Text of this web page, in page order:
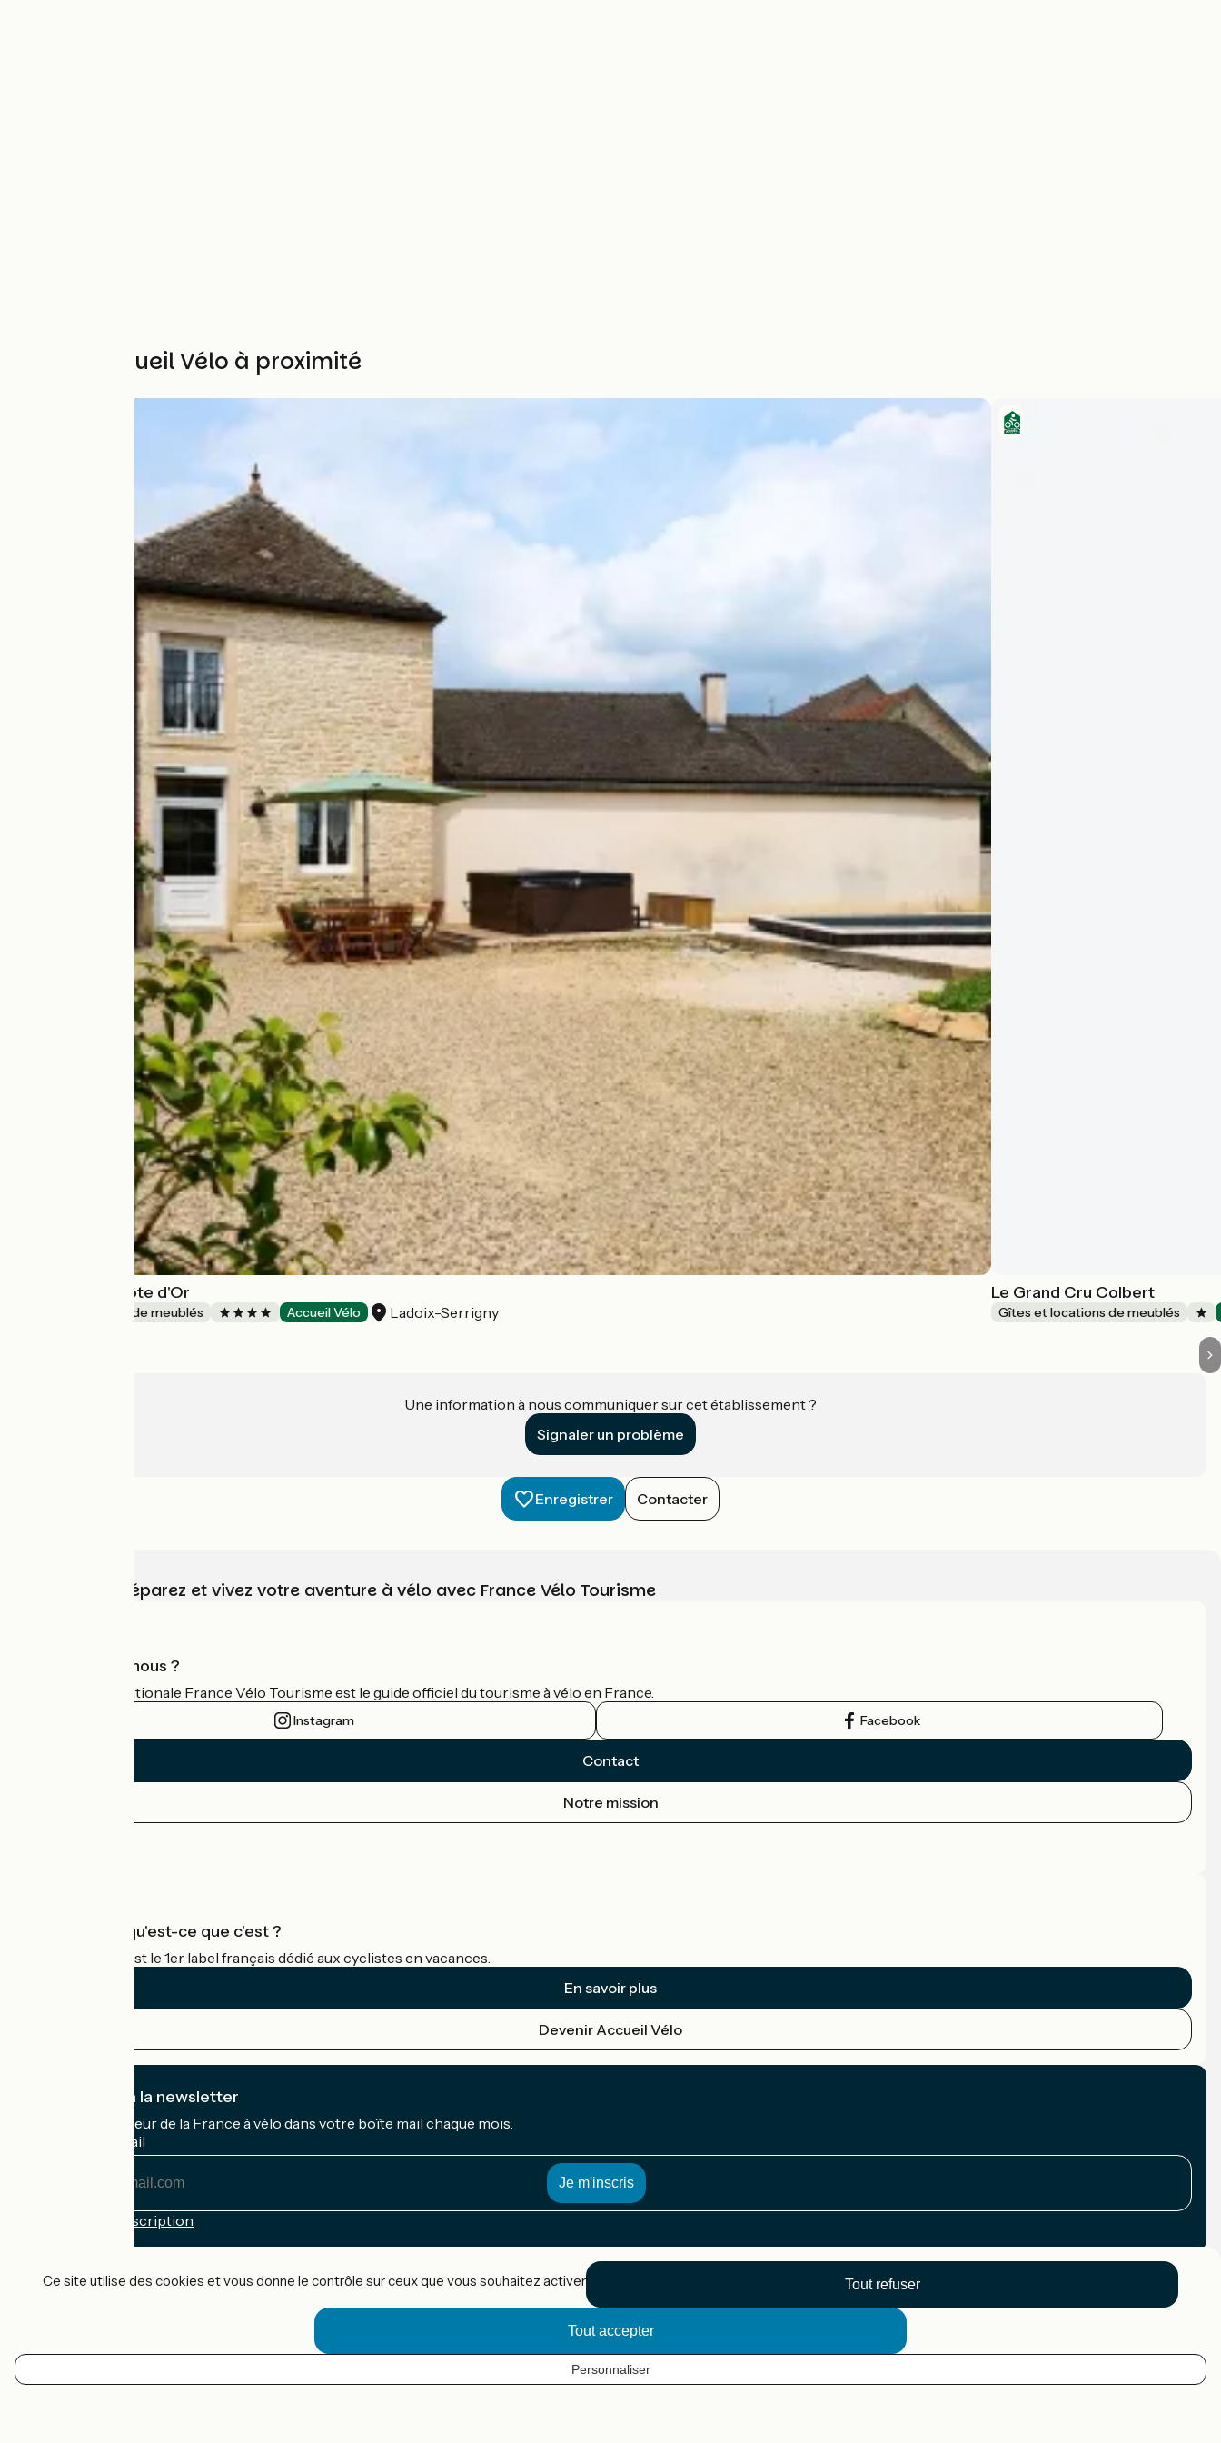
FR
Autres Accueil Vélo à proximité
Le Clos de la Côte d'Or
Gîtes et locations de meublés Accueil Vélo Ladoix-Serrigny
Le Grand Cru Colbert
Gîtes et locations de meublés
Une information à nous communiquer sur cet établissement ?
Signaler un problème
Enregistrer Contacter
Choisissez, préparez et vivez votre aventure à vélo avec France Vélo Tourisme
Qui sommes-nous ?
L'association nationale France Vélo Tourisme est le guide officiel du tourisme à vélo en France.
Instagram Facebook
Contact
Notre mission
Accueil Vélo qu'est-ce que c'est ?
Accueil Vélo c'est le 1er label français dédié aux cyclistes en vacances.
En savoir plus
Devenir Accueil Vélo
Je m'abonne à la newsletter
Recevez le meilleur de la France à vélo dans votre boîte mail chaque mois.
Mon adresse mail
Conditions d'inscription
Contact
Mentions légales
Ce site utilise des cookies et vous donne le contrôle sur ceux que vous souhaitez activer
Tout accepter
Tout refuser
Personnaliser